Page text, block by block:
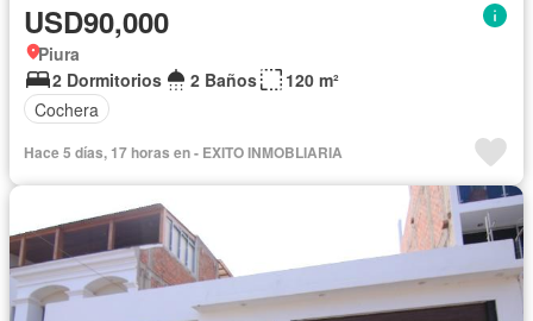
USD90,000
Piura
2 Dormitorios
2 Baños
120 m²
Cochera
Hace 5 días, 17 horas en - EXITO INMOBLIARIA